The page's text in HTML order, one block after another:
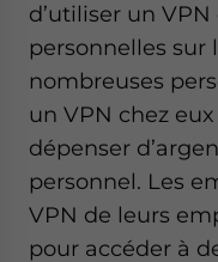
d’utiliser un
personnelles sur
nombreuses
un VPN chez
dépenser
personnel. Les
VPN de leurs
pour accéder à